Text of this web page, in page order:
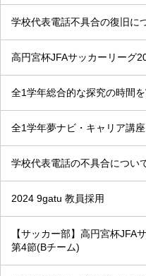
学校代表電話不具合の復旧に
高円宮杯JFAサッカーリーグ
全1学年総合的な探究の時間
全1学年夢ナビ・キャリア講
学校代表電話の不具合につい
2024 9gatu 教員採用
【サッカー部】高円宮杯JFA
第4節(Bチーム)